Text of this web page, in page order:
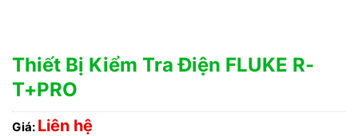
Thiết Bị Kiểm Tra Điện FLUKE R-
T+PRO
Giá: Liên hệ